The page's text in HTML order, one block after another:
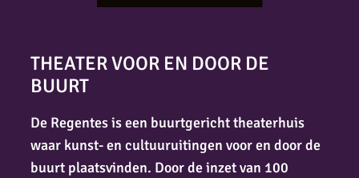
THEATER VOOR EN DOOR DE
BUURT
De Regentes is een buurtgericht theaterhuis
waar kunst- en cultuuruitingen voor en door de
buurt plaatsvinden. Door de inzet van 100